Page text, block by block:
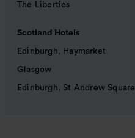
The Liberties
Scotland Hotels
Edinburgh, Haymarket
Glasgow
Edinburgh, St Andrew Square